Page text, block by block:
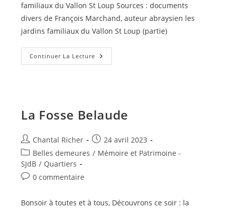
familiaux du Vallon St Loup Sources : documents
divers de François Marchand, auteur abraysien les
jardins familiaux du Vallon St Loup (partie)
Continuer La Lecture Le
Courtil
La Fosse Belaude
Auteur/autrice
de
la
publication :
Chantal Richer
Publication
publiée :
24 avril 2023
Post
category:
Belles demeures / Mémoire et Patrimoine -
SJdB / Quartiers
Commentaires
la
0 commentaire
Bonsoir à toutes et à tous, Découvrons ce soir : la